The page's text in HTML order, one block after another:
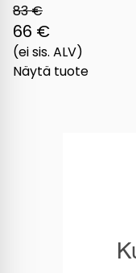
83 €
66 €
(ei sis. ALV)
Näytä tuote